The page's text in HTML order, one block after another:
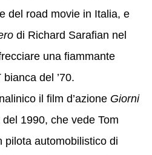
del road movie in Italia, e
di Richard Sarafian nel
una fiammante
del ’70.
il film d’azione Giorni
1990, che vede Tom
pilota automobilistico di